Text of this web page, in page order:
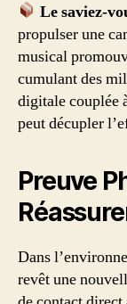
Le saviez-
propulser une
musical
cumulant des
digitale couplée
peut décupler
Preuve
Dans
revêt une